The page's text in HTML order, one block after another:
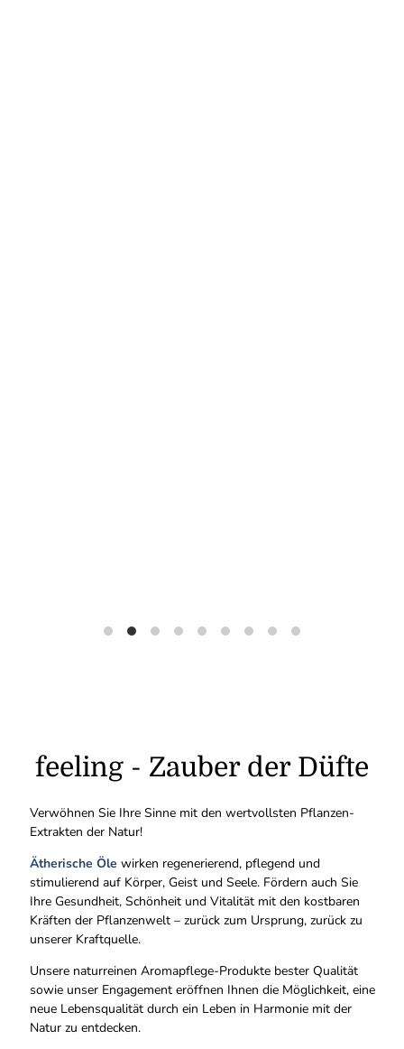
feeling - Zauber der Düfte
Verwöhnen Sie Ihre Sinne mit den wertvollsten Pflanzen-
Extrakten der Natur!
Ätherische Öle wirken regenerierend, pflegend und
stimulierend auf Körper, Geist und Seele. Fördern auch Sie
Ihre Gesundheit, Schönheit und Vitalität mit den kostbaren
Kräften der Pflanzenwelt – zurück zum Ursprung, zurück zu
unserer Kraftquelle.
Unsere naturreinen Aromapflege-Produkte bester Qualität
sowie unser Engagement eröffnen Ihnen die Möglichkeit, eine
neue Lebensqualität durch ein Leben in Harmonie mit der
Natur zu entdecken.